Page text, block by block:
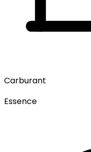
Carburant
Essence